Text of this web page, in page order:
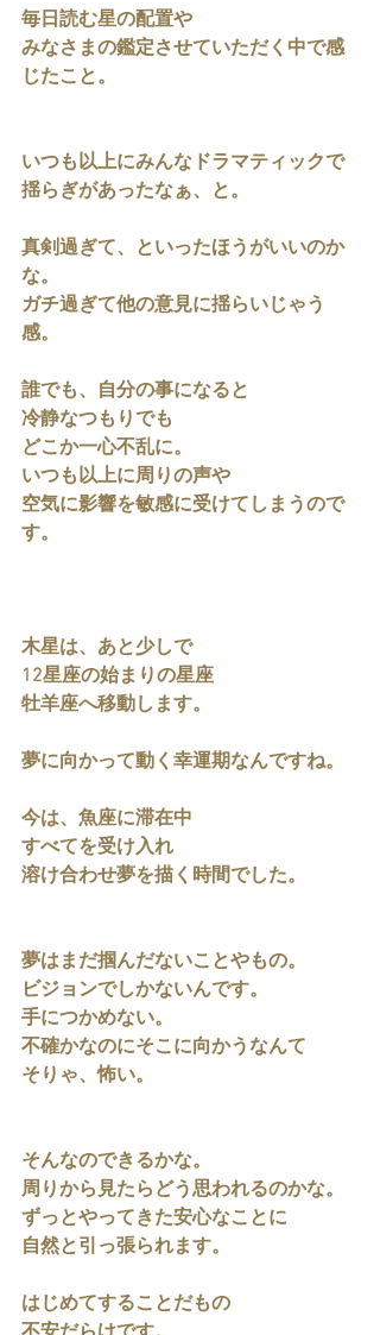
毎日読む星の配置や
みなさまの鑑定させていただく中で感
じたこと。
いつも以上にみんなドラマティックで
揺らぎがあったなぁ、と。
真剣過ぎて、といったほうがいいのか
な。
ガチ過ぎて他の意見に揺らいじゃう
感。
誰でも、自分の事になると
冷静なつもりでも
どこか一心不乱に。
いつも以上に周りの声や
空気に影響を敏感に受けてしまうので
す。
木星は、あと少しで
12星座の始まりの星座
牡羊座へ移動します。
夢に向かって動く幸運期なんですね。
今は、魚座に滞在中
すべてを受け入れ
溶け合わせ夢を描く時間でした。
夢はまだ掴んだないことやもの。
ビジョンでしかないんです。
手につかめない。
不確かなのにそこに向かうなんて
そりゃ、怖い。
そんなのできるかな。
周りから見たらどう思われるのかな。
ずっとやってきた安心なことに
自然と引っ張られます。
はじめてすることだもの